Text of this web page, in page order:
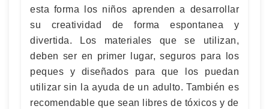
esta forma los niños aprenden a desarrollar
su creatividad de forma espontanea y
divertida. Los materiales que se utilizan,
deben ser en primer lugar, seguros para los
peques y diseñados para que los puedan
utilizar sin la ayuda de un adulto. También es
recomendable que sean libres de tóxicos y de